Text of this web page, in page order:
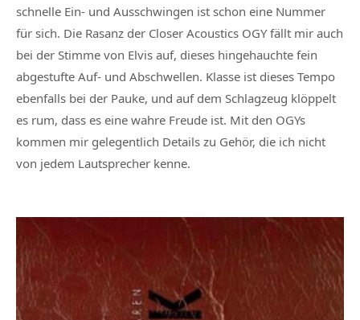
schnelle Ein- und Ausschwingen ist schon eine Nummer
für sich. Die Rasanz der Closer Acoustics OGY fällt mir auch
bei der Stimme von Elvis auf, dieses hingehauchte fein
abgestufte Auf- und Abschwellen. Klasse ist dieses Tempo
ebenfalls bei der Pauke, und auf dem Schlagzeug klöppelt
es rum, dass es eine wahre Freude ist. Mit den OGYs
kommen mir gelegentlich Details zu Gehör, die ich nicht
von jedem Lautsprecher kenne.